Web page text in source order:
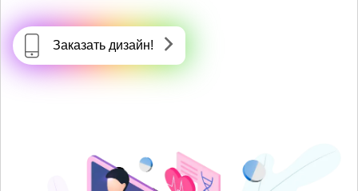
Заказать дизайн!